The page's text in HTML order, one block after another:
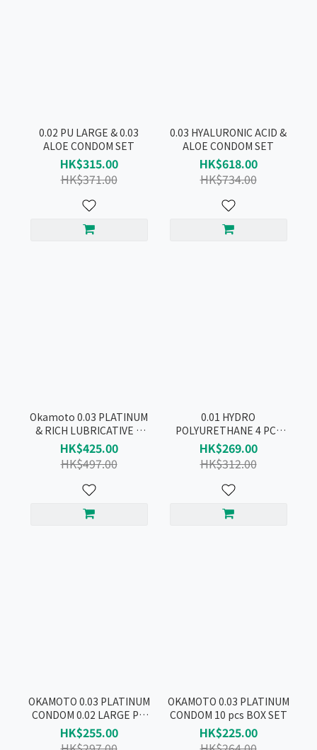
0.02 PU LARGE & 0.03
ALOE CONDOM SET
HK$315.00
HK$371.00
0.03 HYALURONIC ACID &
ALOE CONDOM SET
HK$618.00
HK$734.00
Okamoto 0.03 PLATINUM
& RICH LUBRICATIVE &
REAL FIT CONDOM SET
HK$425.00
HK$497.00
0.01 HYDRO
POLYURETHANE 4 PCS
CONDOM BOX SET
HK$269.00
HK$312.00
OKAMOTO 0.03 PLATINUM
CONDOM 0.02 LARGE PU
10 PCS BOX SET
HK$255.00
OKAMOTO 0.03 PLATINUM
CONDOM 10 pcs BOX SET
HK$225.00